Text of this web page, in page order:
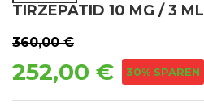
TIRZEPATID 10 MG / 3 ML
360,00 €
252,00 € 30% SPAREN